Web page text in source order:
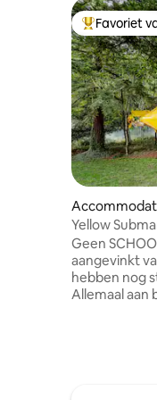
Topfavoriet
Favoriet
Yellow
Geen
aangevinkt
hebben nog
Allemaal aan